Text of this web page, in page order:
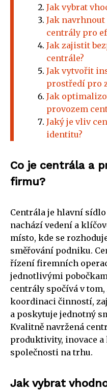
Jak vybrat
Jak
centrály pro
Jak zajistit
centrále?
Jak vytvořit
prostředí pro
Jak
provozem
Jaký je vliv
identitu?
Co je centrála a
firmu?
Centrála je hlavní
nachází vedení a
místo, kde se
směřování podniku.
řízení firemních
jednotlivými
centrály spočívá v
koordinaci činností,
a poskytuje jednotný
Kvalitně navržená
produktivity, inovace
společnosti na trhu.
Jak vybrat